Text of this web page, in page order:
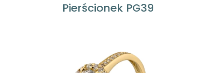
Pierścionek PG39